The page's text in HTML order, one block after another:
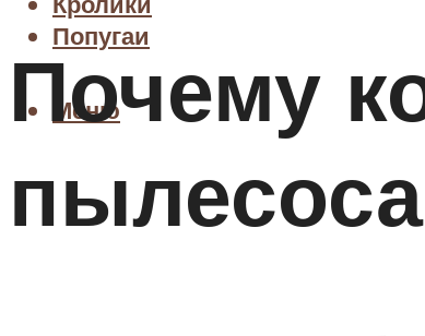
Попугаи
Меню
Почему
пылесоса